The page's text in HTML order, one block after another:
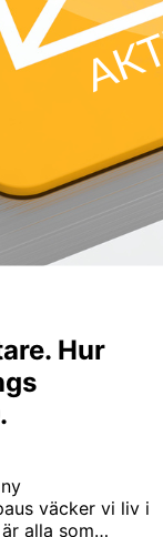
Hur
väcker vi liv i
alla som…